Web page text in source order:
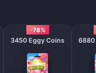
-78%
3450 Eggy Coins